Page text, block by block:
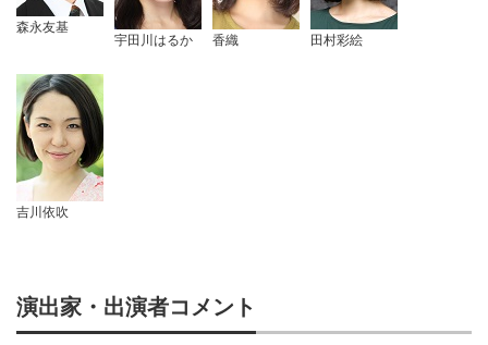
森永友基
宇田川はるか
香織 田村彩絵
吉川依吹
演出家・出演者コメント